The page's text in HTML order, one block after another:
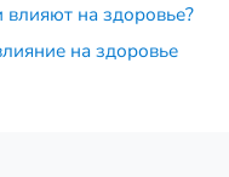
влияют на здоровье?
на здоровье